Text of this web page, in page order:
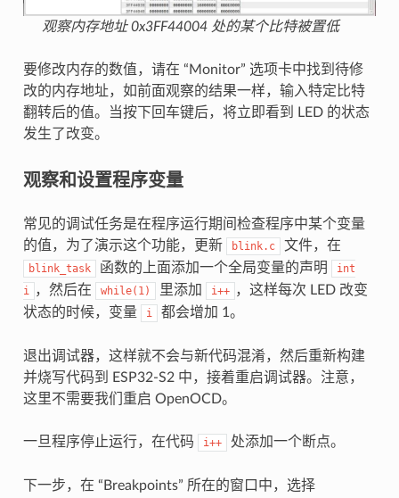
观察内存地址 0x3FF44004 处的某个比特被置低
要修改内存的数值，请在 “Monitor” 选项卡中找到待修
改的内存地址，如前面观察的结果一样，输入特定比特
翻转后的值。当按下回车键后，将立即看到 LED 的状态
发生了改变。
观察和设置程序变量
常见的调试任务是在程序运行期间检查程序中某个变量
的值，为了演示这个功能，更新
blink.c 文件，在
blink_task 函数的上面添加一个全局变量的声明
int
i ，然后在 while(1) 里添加 i++ ，这样每次 LED 改变
状态的时候，变量
i 都会增加 1。
退出调试器，这样就不会与新代码混淆，然后重新构建
并烧写代码到 ESP32-S2 中，接着重启调试器。注意，
这里不需要我们重启 OpenOCD。
一旦程序停止运行，在代码 i++ 处添加一个断点。
下一步，在 “Breakpoints” 所在的窗口中，选择